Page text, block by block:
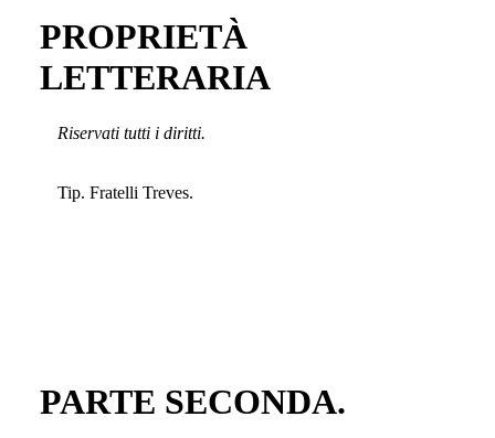
PROPRIETÀ
LETTERARIA
Riservati tutti i diritti.
Tip. Fratelli Treves.
PARTE SECONDA.